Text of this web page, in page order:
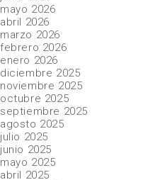
mayo 2026
abril 2026
marzo 2026
febrero 2026
enero 2026
diciembre 2025
noviembre 2025
octubre 2025
septiembre 2025
agosto 2025
julio 2025
junio 2025
mayo 2025
abril 2025